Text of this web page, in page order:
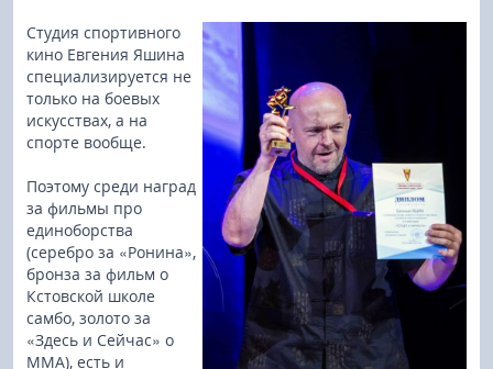
Студия спортивного
кино Евгения Яшина
специализируется не
только на боевых
искусствах, а на
спорте вообще.
Поэтому среди наград
за фильмы про
единоборства
(серебро за «Ронина»,
бронза за фильм о
Кстовской школе
самбо, золото за
«Здесь и Сейчас» о
ММА), есть и